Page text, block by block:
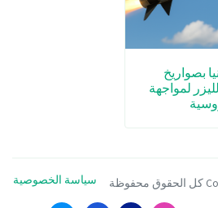
بصواريخ
لمواجهة
سياسة الخصوصية